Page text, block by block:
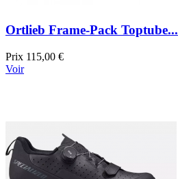
Ortlieb Frame-Pack Toptube...
Prix 115,00 €
Voir